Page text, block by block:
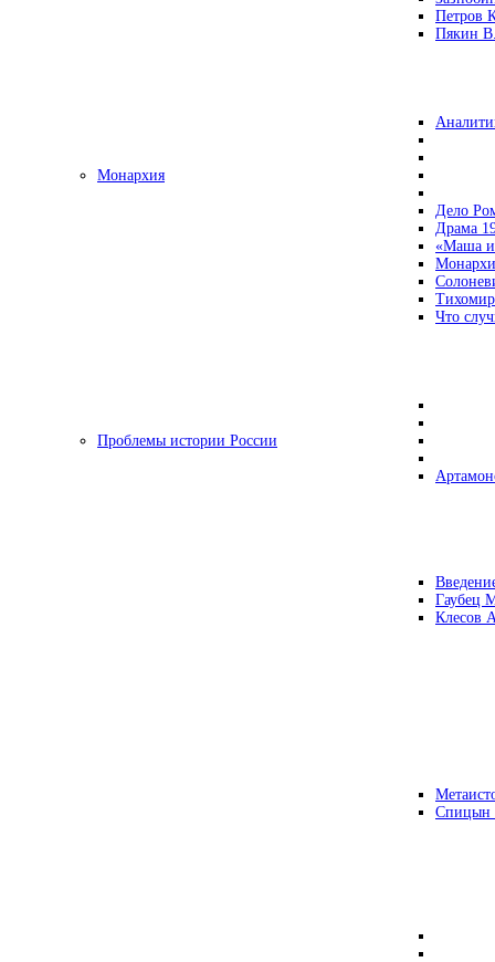
Петров
Пякин
Монархия
Дело
Драма
«Маша и
Что
Проблемы истории России
Гаубец
Клесов